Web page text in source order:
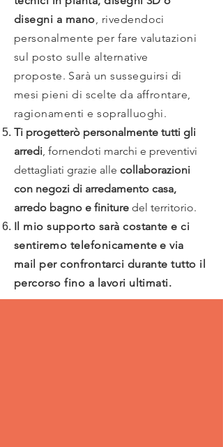
disegni a mano, rivedendoci
personalmente per fare valutazioni
sul posto sulle alternative
proposte. Sarà un susseguirsi di
mesi pieni di scelte da affrontare,
ragionamenti e sopralluoghi.
Ti progetterò personalmente tutti gli
arredi, fornendoti marchi e preventivi
dettagliati grazie alle collaborazioni
con negozi di arredamento casa,
arredo bagno e finiture del territorio.
Il mio supporto sarà costante e ci
sentiremo telefonicamente e via
mail per confrontarci durante tutto il
percorso fino a lavori ultimati.